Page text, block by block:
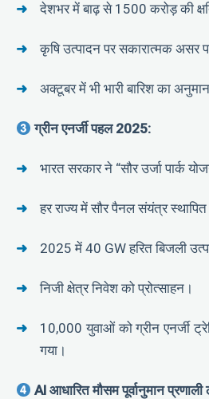
देशभर में बाढ़ से 1500 करोड़ की
कृषि उत्पादन पर सकारात्मक असर
अक्टूबर में भी भारी बारिश का
ग्रीन एनर्जी पहल 2025:
भारत सरकार ने “सौर उर्जा पार्क
हर राज्य में सौर पैनल संयंत्र
2025 में 40 GW हरित बिजली
निजी क्षेत्र निवेश को प्रोत्साहन।
10,000 युवाओं को ग्रीन एनर्जी
गया।
AI आधारित मौसम पूर्वानुमान प्रणाली